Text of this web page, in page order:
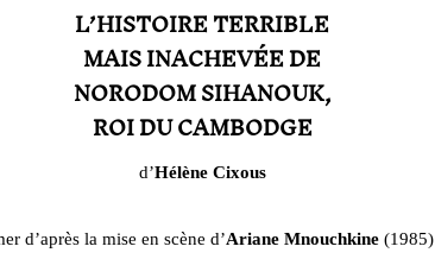
L’HISTOIRE TERRIBLE
MAIS INACHEVÉE DE
NORODOM SIHANOUK,
ROI DU CAMBODGE
d’Hélène Cixous
d’après la mise en scène d’Ariane Mnouchkine(1985)